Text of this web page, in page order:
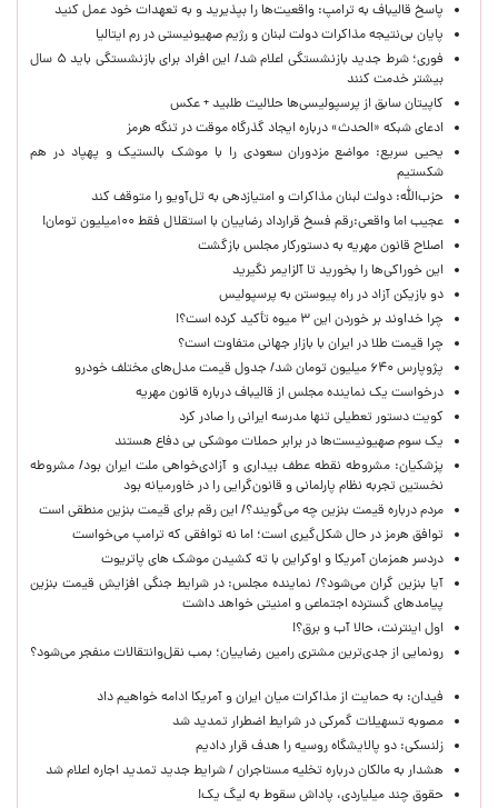
پاسخ قالیباف به ترامپ: واقعیت‌ها را بپذیرید و به تعهدات خود عمل کنید
پایان بی‌نتیجه مذاکرات دولت لبنان و رژیم صهیونیستی در رم ایتالیا
فوری؛ شرط جدید بازنشستگی اعلام شد/ این افراد برای بازنشستگی باید ۵ سال
بیشتر خدمت کنند
کاپیتان سابق از پرسپولیسی‌ها حلالیت طلبید + عکس
ادعای شبکه «الحدث» درباره ایجاد گذرگاه موقت در تنگه هرمز
یحیی سریع: مواضع مزدوران سعودی را با موشک بالستیک و پهپاد در هم
شکستیم
حزب‌الله: دولت لبنان مذاکرات و امتیازدهی به تل‌آویو را متوقف کند
عجیب اما واقعی:رقم فسخ قرارداد رضاییان با استقلال فقط ۱۰۰میلیون تومان!
اصلاح قانون مهریه به دستورکار مجلس بازگشت
این خوراکی‌ها را بخورید تا آلزایمر نگیرید
دو بازیکن آزاد در راه پیوستن به پرسپولیس
چرا خداوند بر خوردن این ۳ میوه تأکید کرده است؟!
چرا قیمت طلا در ایران با بازار جهانی متفاوت است؟
پژوپارس ۶۴۰ میلیون تومان شد/ جدول قیمت مدل‌های مختلف خودرو
درخواست یک نماینده مجلس از قالیباف درباره قانون مهریه
کویت دستور تعطیلی تنها مدرسه ایرانی را صادر کرد
یک‌ سوم صهیونیست‌ها در برابر حملات موشکی بی دفاع هستند
پزشکیان: مشروطه نقطه عطف بیداری و آزادی‌خواهی ملت ایران بود/ مشروطه
نخستین تجربه نظام پارلمانی و قانون‌گرایی را در خاورمیانه بود
مردم درباره قیمت بنزین چه می‌گویند؟/ این رقم برای قیمت بنزین منطقی است
توافق هرمز در حال شکل‌گیری است؛ اما نه توافقی که ترامپ می‌خواست
دردسر همزمان آمریکا و اوکراین با ته کشیدن موشک های پاتریوت
آیا بنزین گران می‌شود؟/ نماینده مجلس: در شرایط جنگی افزایش قیمت بنزین
پیامدهای گسترده اجتماعی و امنیتی خواهد داشت
اول اینترنت، حالا آب و برق؟!
رونمایی از جدی‌ترین مشتری رامین رضاییان؛ بمب نقل‌وانتقالات منفجر می‌شود؟
فیدان: به حمایت از مذاکرات میان ایران و آمریکا ادامه خواهیم داد
مصوبه تسهیلات گمرکی در شرایط اضطرار تمدید شد
زلنسکی: دو پالایشگاه روسیه را هدف قرار دادیم
هشدار به مالکان درباره تخلیه مستاجران / شرایط جدید تمدید اجاره اعلام شد
حقوق چند میلیاردی، پاداش سقوط به لیگ یک!